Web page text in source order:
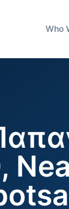
Who